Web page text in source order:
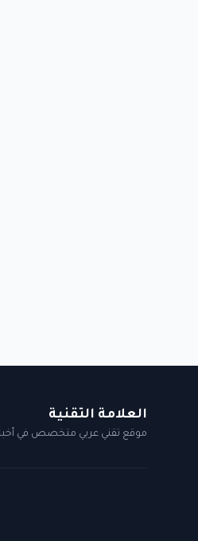
العلامة التقنية
موقع تقني عربي متخصص في أخبار